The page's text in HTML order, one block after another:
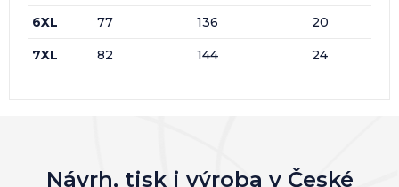
6XL 77 136 20
7XL 82 144 24
Návrh, tisk i výroba v České